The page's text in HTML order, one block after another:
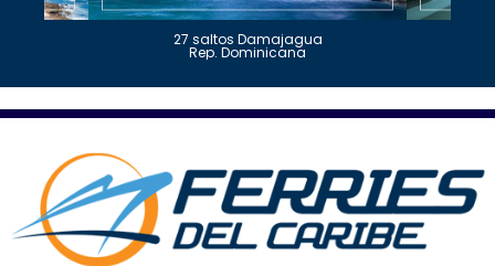
27 saltos Damajagua
Rep. Dominicana